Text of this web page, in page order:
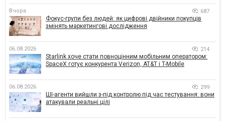
Вчора 687
Фокус-групи без людей: як цифрові двійники покупців
змінять маркетингові дослідження
06.08.2026 214
Starlink хоче стати повноцінним мобільним оператором:
SpaceX готує конкурента Verizon, AT&T і T-Mobile
06.08.2026 299
ШІ-агенти вийшли з-під контролю під час тестування: вони
атакували реальні цілі